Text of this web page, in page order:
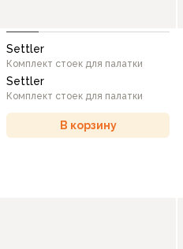
Settler
Комплект стоек для палатки
Settler
Комплект стоек для палатки
В корзину